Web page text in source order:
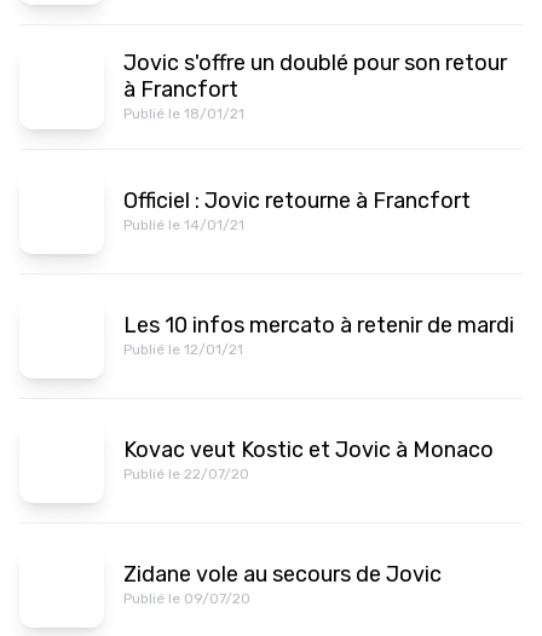
Jovic s'offre un doublé pour son retour
à Francfort
Publié le 18/01/21
Officiel : Jovic retourne à Francfort
Publié le 14/01/21
Les 10 infos mercato à retenir de mardi
Publié le 12/01/21
Kovac veut Kostic et Jovic à Monaco
Publié le 22/07/20
Zidane vole au secours de Jovic
Publié le 09/07/20